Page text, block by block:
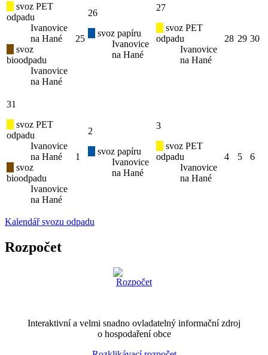
svoz PET
odpadu
Ivanovice
na Hané
svoz
bioodpadu
Ivanovice
na Hané
25
26
svoz papíru
Ivanovice
na Hané
27
svoz PET
odpadu
Ivanovice
na Hané
28 29 30
31
svoz PET
odpadu
Ivanovice
na Hané
svoz
bioodpadu
Ivanovice
na Hané
1
2
svoz papíru
Ivanovice
na Hané
3
svoz PET
odpadu
Ivanovice
na Hané
4 5 6
Kalendář svozu odpadu
Rozpočet
Interaktivní a velmi snadno ovladatelný informační zdroj
o hospodaření obce